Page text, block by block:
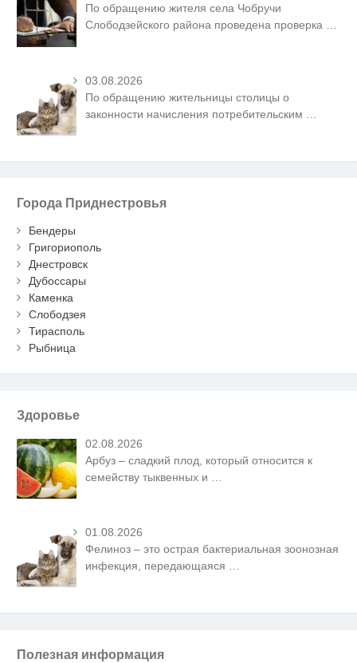
По обращению жителя села Чобручи
Слободзейского района проведена проверка …
03.08.2026
По обращению жительницы столицы о
законности начисления потребительским
Города Приднестровья
Бендеры
Григориополь
Днестровск
Дубоссары
Каменка
Слободзея
Тирасполь
Рыбница
Здоровье
02.08.2026
Арбуз – сладкий плод, который относится к
семейству тыквенных и
01.08.2026
Фелиноз – это острая бактериальная зоонозная
инфекция, передающаяся
Полезная информация